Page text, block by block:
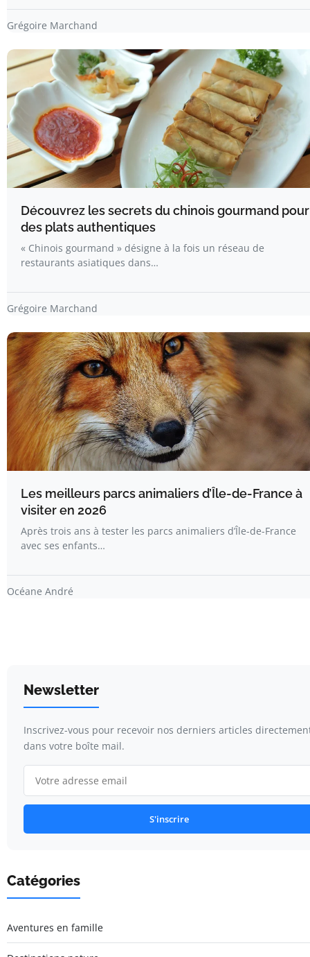
Grégoire Marchand
Découvrez les secrets du chinois gourmand pour
des plats authentiques
« Chinois gourmand » désigne à la fois un réseau de
restaurants asiatiques dans…
Grégoire Marchand
Les meilleurs parcs animaliers d’Île-de-France à
visiter en 2026
Après trois ans à tester les parcs animaliers d’Île-de-France
avec ses enfants…
Océane André
Newsletter
Inscrivez-vous pour recevoir nos derniers articles
dans votre boîte mail.
S'inscrire
Catégories
Aventures en famille